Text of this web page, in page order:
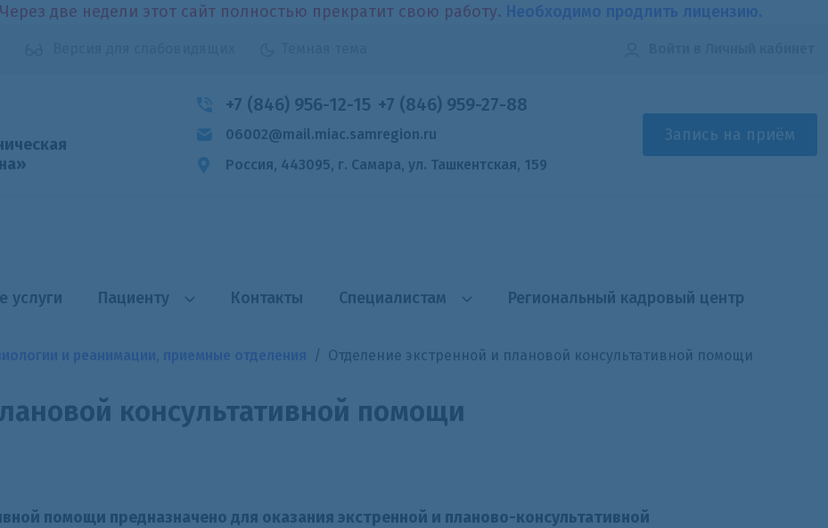
две недели этот сайт полностью прекратит свою работу.
+7 (846) 956-12-15 +7 (846) 959-27-88
06002@mail.miac.samregion.ru
Россия, 443095, г. Самара, ул. Ташкентская, 159
Запись на приём
услуги Пациенту Контакты Специалистам Региональный кадровый центр
Отделение экстренной и плановой консультативной помощи
консультативной помощи
помощи предназначено для оказания экстренной и планово-консультативной